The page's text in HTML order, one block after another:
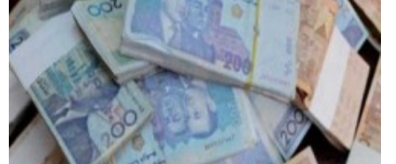
أبراج
فيديو
سيارات